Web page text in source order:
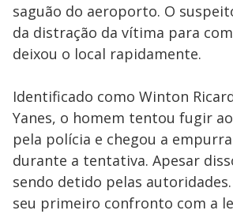
saguão do aeroporto. O
da distração da vítima para
deixou o local rapidamente.
Identificado como Winton
Yanes, o homem tentou fugir
pela polícia e chegou a
durante a tentativa. Apesar
sendo detido pelas
seu primeiro confronto com a